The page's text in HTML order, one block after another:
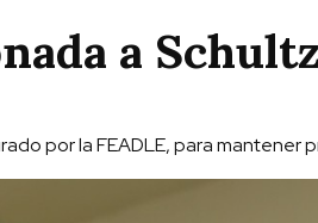
a
por la FEADLE, para mantener